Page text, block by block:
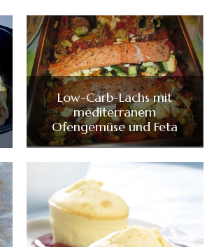
Low-Carb-Lachs mit
mediterranem
Ofengemüse und Feta